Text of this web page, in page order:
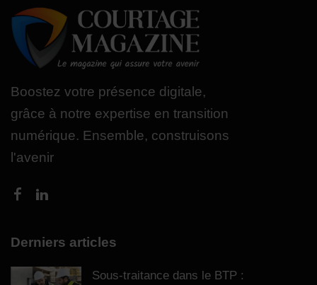
Boostez votre présence digitale,
grâce à notre expertise en transition
numérique. Ensemble, construisons
l'avenir
Derniers articles
Sous-traitance dans le BTP :